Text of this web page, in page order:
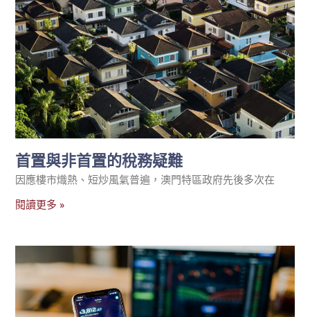
首置與非首置的稅務疑難
因應樓市熾熱、短炒風氣普遍，澳門特區政府先後多次在
閱讀更多 »